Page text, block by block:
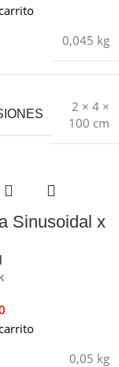
0,045 kg
2 × 4 ×
100 cm
Sinusoidal x
0,05 kg